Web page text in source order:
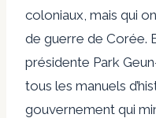
coloniaux, mais qui
de guerre de Corée.
présidente Park
tous les manuels
gouvernement qui